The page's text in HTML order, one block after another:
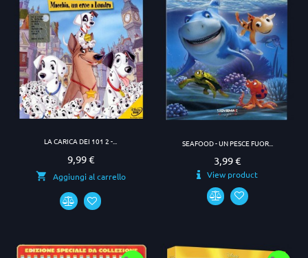
LA CARICA DEI 101 2 -...
Prezzo
9,99 €
Aggiungi al carrello
SEAFOOD - UN PESCE FUOR...
Prezzo
3,99 €
View product